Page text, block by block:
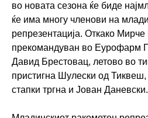
во новата сезона ќе биде
ќе има многу членови на
репрезентација. Откако
прекомандуван во Еурофарм
Давид Брестовац, летово во
пристигна Шулески од Тиквеш,
стапки тргна и Јован Даневски.